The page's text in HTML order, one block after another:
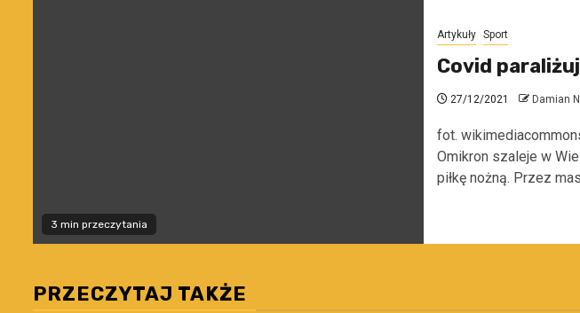
3 min przeczytania
Artykuły Sport
Covid
27/12/2021 Damian
fot.
Omikron szaleje w
piłkę nożną. Przez
PRZECZYTAJ TAKŻE